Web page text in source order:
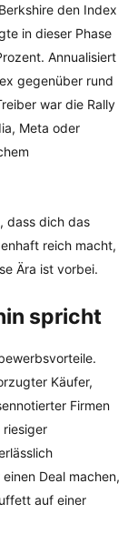
den Index
in dieser Phase
Annualisiert
gegenüber rund
war die Rally
Meta oder
dass dich das
reich macht,
Ära ist vorbei.
spricht
Käufer,
Firmen
riesiger
Deal machen,
auf einer